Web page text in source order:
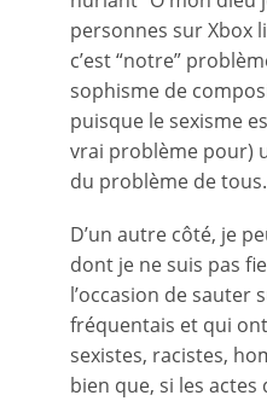
personnes sur Xbox
c’est “notre”
sophisme de
puisque le sexisme
vrai problème pour)
du problème de tous.
D’un autre côté, je
dont je ne suis pas
l’occasion de sauter
fréquentais et qui
sexistes, racistes,
bien que, si les